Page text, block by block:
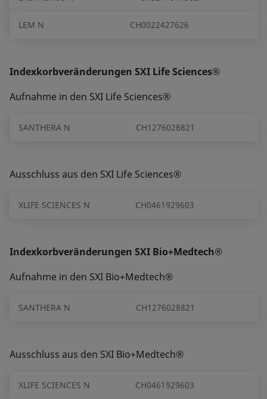
LEM N CH0022427626
Indexkorbveränderungen SXI Life Sciences®
Aufnahme in den SXI Life Sciences®
SANTHERA N CH1276028821
Ausschluss aus den SXI Life Sciences®
XLIFE SCIENCES N CH0461929603
Indexkorbveränderungen SXI Bio+Medtech®
Aufnahme in den SXI Bio+Medtech®
SANTHERA N CH1276028821
Ausschluss aus den SXI Bio+Medtech®
XLIFE SCIENCES N CH0461929603